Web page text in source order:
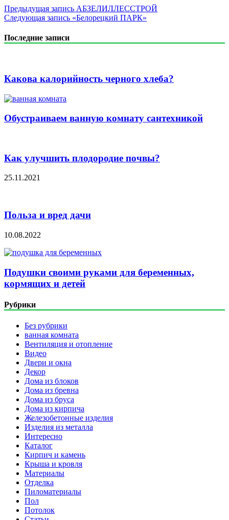
Предыдущая запись АБЗЕЛИЛЛЕССТРОЙ
Следующая запись «Белорецкий ПАРК»
Последние записи
Какова калорийность черного хлеба?
Обустраиваем ванную комнату сантехникой
Как улучшить плодородие почвы?
25.11.2021
Польза и вред дачи
10.08.2022
Подушки своими руками для беременных,
кормящих и детей
Рубрики
Без рубрики
ванная комната
Вентиляция и отопление
Видео
Двери и окна
Декор
Дома из блоков
Дома из бревна
Дома из бруса
Дома из кирпича
Железобетонные изделия
Изделия из металла
Интересно
Каталог
Кирпич и камень
Крыша и кровля
Материалы
Отделка
Пиломатериалы
Пол
Потолок